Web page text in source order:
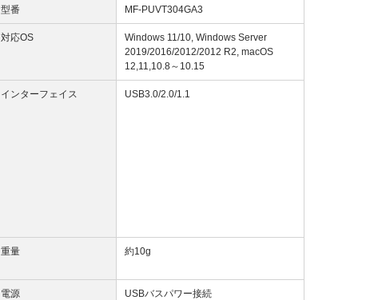
型番 MF-PUVT304GA3
対応OS
Windows 11/10, Windows Server
2019/2016/2012/2012 R2, macOS
12,11,10.8～10.15
インターフェイス USB3.0/2.0/1.1
重量 約10g
電源 USBバスパワー接続